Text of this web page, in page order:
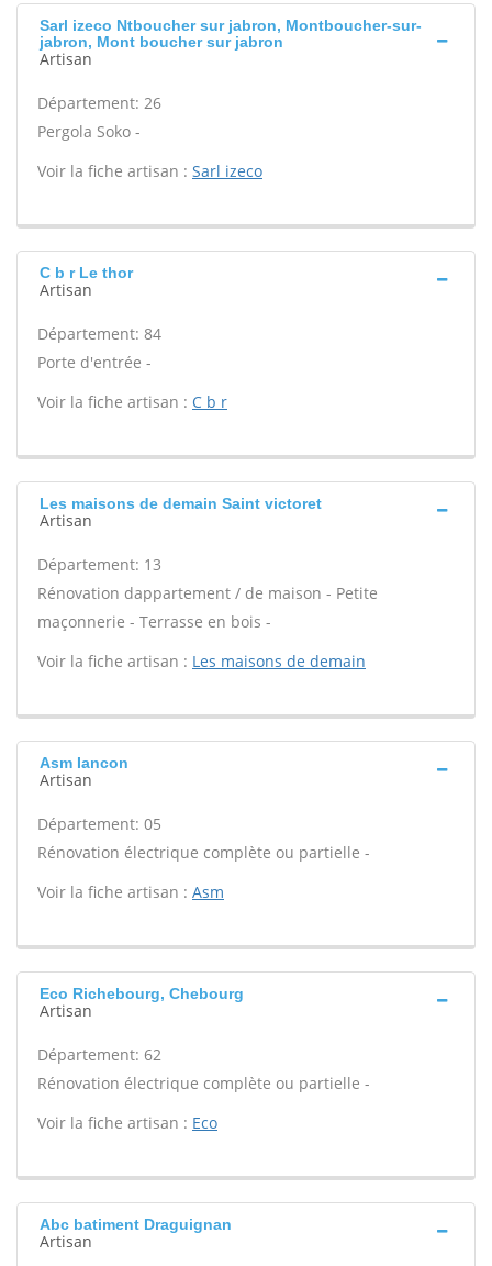
Sarl izeco Ntboucher sur jabron, Montboucher-sur-
jabron, Mont boucher sur jabron
Artisan
Département: 26
Pergola Soko -
Voir la fiche artisan : Sarl izeco
C b r Le thor
Artisan
Département: 84
Porte d'entrée -
Voir la fiche artisan : C b r
Les maisons de demain Saint victoret
Artisan
Département: 13
Rénovation dappartement / de maison - Petite
maçonnerie - Terrasse en bois -
Voir la fiche artisan : Les maisons de demain
Asm Iancon
Artisan
Département: 05
Rénovation électrique complète ou partielle -
Voir la fiche artisan : Asm
Eco Richebourg, Chebourg
Artisan
Département: 62
Rénovation électrique complète ou partielle -
Voir la fiche artisan : Eco
Abc batiment Draguignan
Artisan